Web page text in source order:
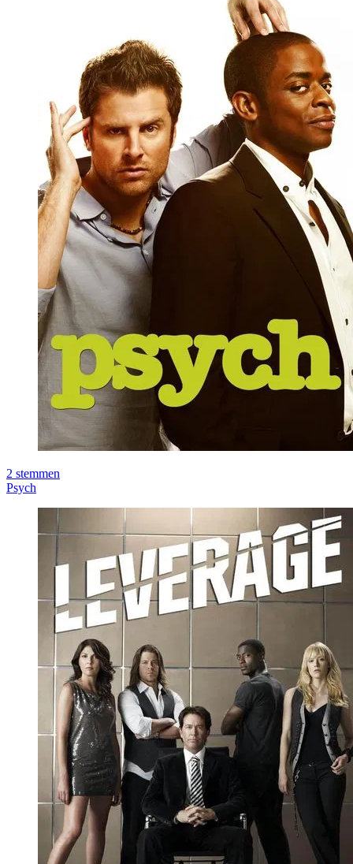
2 stemmen
Psych